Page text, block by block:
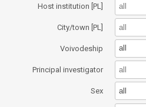
Host institution [PL]
City/town [PL]
Voivodeship all
Principal investigator
Sex all